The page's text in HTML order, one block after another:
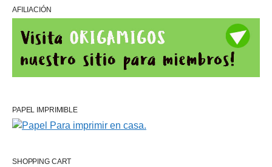
AFILIACIÓN
PAPEL IMPRIMIBLE
SHOPPING CART